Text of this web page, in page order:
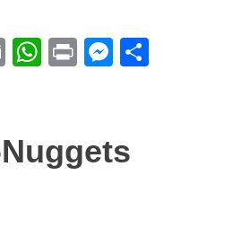
EmailWhatsApp
Print